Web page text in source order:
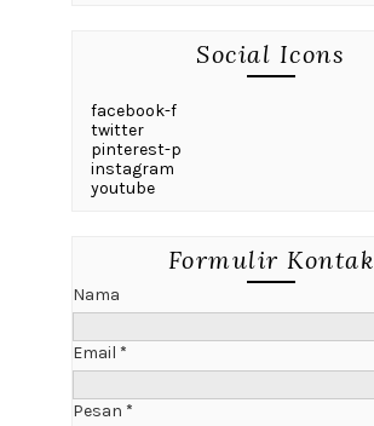
Social Icons
facebook-f
twitter
pinterest-p
instagram
youtube
Formulir Kontak
Nama
Email *
Pesan *